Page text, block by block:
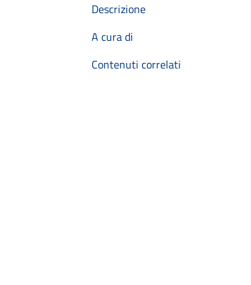
Descrizione
A cura di
Contenuti correlati